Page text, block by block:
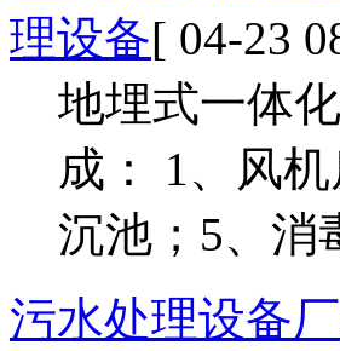
理设备[ 04-23
地埋式一体
成： 1、风
沉池；5、消
污水处理设备